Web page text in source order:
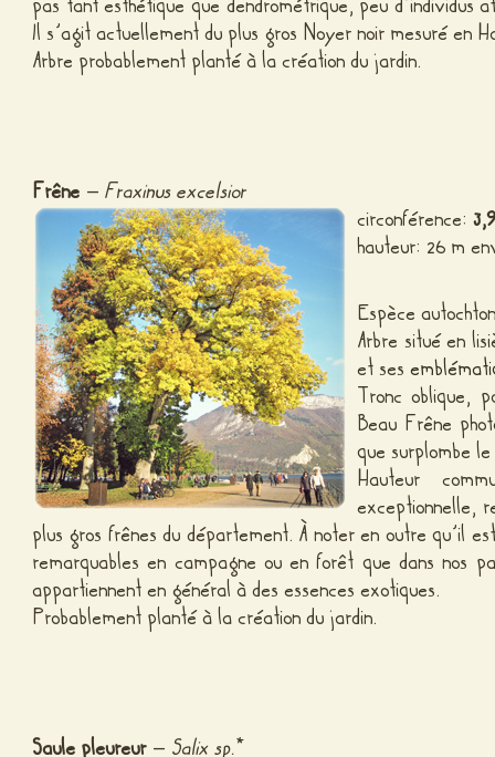
Il s’agit actuellement du plus gros Noyer noir mesuré en
Arbre probablement planté à la création du jardin.
Frêne – Fraxinus excelsior
circonférence:
hauteur: 26 m
Espèce
Arbre situé en
et ses
Tronc oblique,
Beau Frêne
que surplombe
Hauteur
exceptionnelle,
plus gros frênes du département. À noter en outre qu’il
remarquables en campagne ou en forêt que dans nos
appartiennent en général à des essences exotiques.
Probablement planté à la création du jardin.
Saule pleureur – Salix sp.*